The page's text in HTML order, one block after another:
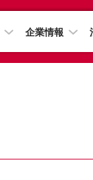
企業情報